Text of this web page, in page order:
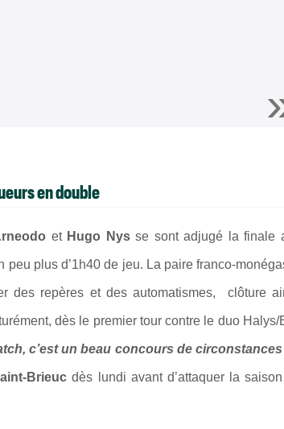
en double
et Hugo Nysse sont adjugé la finale
peu plus d’1h40 de jeu. La paire franco-
des repères et des automatismes, clôture
dès le premier tour contre le duo Halys/
c’est un beau concours de circonstances
Brieuc dès lundi avant d’attaquer la